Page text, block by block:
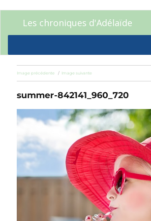
Les chroniques d'Adélaïde
Image précédente Image suivante
summer-842141_960_720